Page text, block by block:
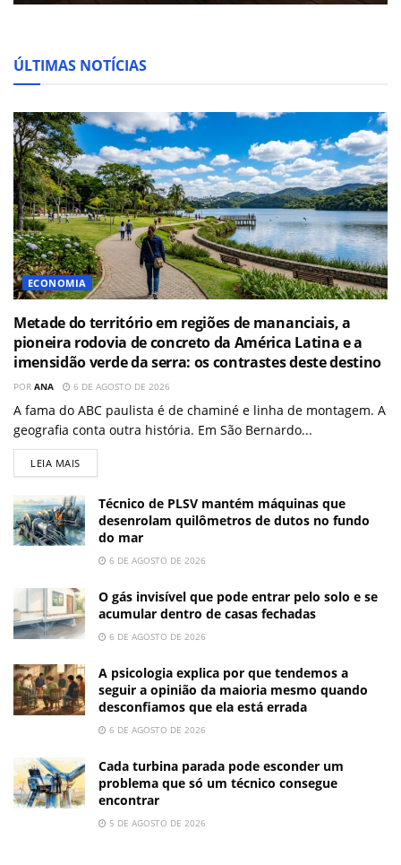
ÚLTIMAS NOTÍCIAS
ECONOMIA
Metade do território em regiões de mananciais, a
pioneira rodovia de concreto da América Latina e a
imensidão verde da serra: os contrastes deste destino
POR ANA 6 DE AGOSTO DE 2026
A fama do ABC paulista é de chaminé e linha de montagem. A
geografia conta outra história. Em São Bernardo...
LEIA MAIS
Técnico de PLSV mantém máquinas que
desenrolam quilômetros de dutos no fundo
do mar
6 DE AGOSTO DE 2026
O gás invisível que pode entrar pelo solo e se
acumular dentro de casas fechadas
6 DE AGOSTO DE 2026
A psicologia explica por que tendemos a
seguir a opinião da maioria mesmo quando
desconfiamos que ela está errada
6 DE AGOSTO DE 2026
Cada turbina parada pode esconder um
problema que só um técnico consegue
encontrar
5 DE AGOSTO DE 2026